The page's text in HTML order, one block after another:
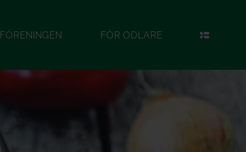
FÖRENINGEN FÖR ODLARE